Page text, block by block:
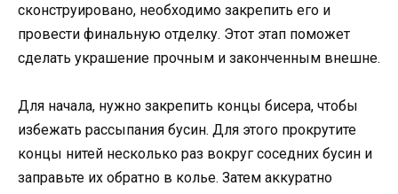
сконструировано, необходимо закрепить его и
провести финальную отделку. Этот этап поможет
сделать украшение прочным и законченным внешне.
Для начала, нужно закрепить концы бисера, чтобы
избежать рассыпания бусин. Для этого прокрутите
концы нитей несколько раз вокруг соседних бусин и
заправьте их обратно в колье. Затем аккуратно